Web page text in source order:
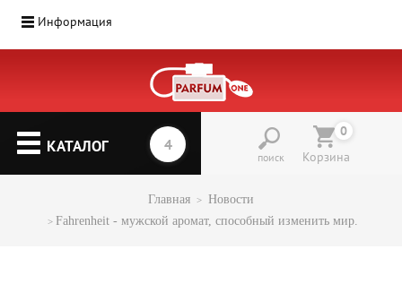
Информация
▼
КАТАЛОГ
поиск
0
Корзина
Главная
Новости
Fahrenheit - мужской аромат, способный изменить мир.